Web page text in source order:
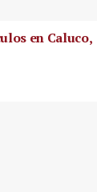
en Caluco,